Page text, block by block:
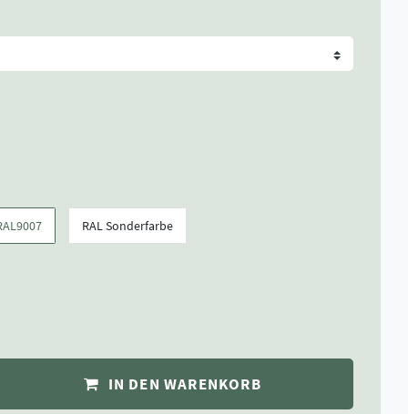
RAL Sonderfarbe
IN DEN WARENKORB